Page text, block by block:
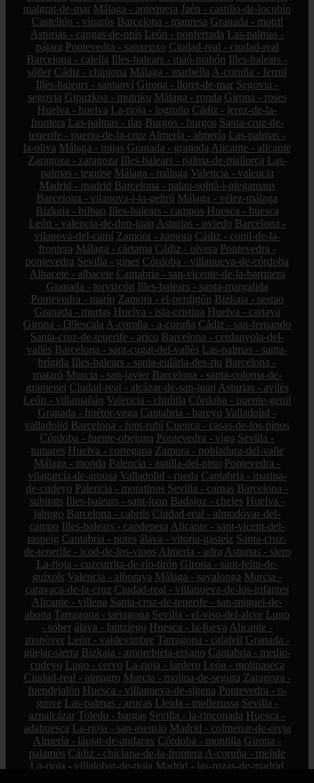
malgrat-de-mar Málaga - antequera Jaén - castillo-de-locubín
Castellón - vinaròs Barcelona - manresa Granada - motril
Asturias - cangas-de-onís León - ponferrada Las-palmas -
pájara Pontevedra - sanxenxo Ciudad-real - ciudad-real
Barcelona - calella Illes-balears - maó-mahón Illes-balears -
sóller Cádiz - chipiona Málaga - marbella A-coruña - ferrol
Illes-balears - santanyí Girona - lloret-de-mar Segovia -
segovia Gipuzkoa - mutriku Málaga - ronda Girona - roses
Huelva - huelva La-rioja - logroño Cádiz - jerez-de-la-
frontera Las-palmas - tías Burgos - burgos Santa-cruz-de-
tenerife - puerto-de-la-cruz Almería - almería Las-palmas -
la-oliva Málaga - mijas Granada - granada Alicante - alicante
Zaragoza - zaragoza Illes-balears - palma-de-mallorca Las-
palmas - teguise Málaga - málaga Valencia - valencia
Madrid - madrid Barcelona - palau-solità-i-plegamans
Barcelona - vilanova-i-la-geltrú Málaga - vélez-málaga
Bizkaia - bilbao Illes-balears - campos Huesca - huesca
León - valencia-de-don-juan Asturias - oviedo Barcelona -
vilanova-del-camí Zamora - zamora Cádiz - conil-de-la-
frontera Málaga - cártama Cádiz - olvera Pontevedra -
pontevedra Sevilla - gines Córdoba - villanueva-de-córdoba
Albacete - albacete Cantabria - san-vicente-de-la-barquera
Granada - torvizcón Illes-balears - santa-margalida
Pontevedra - marín Zamora - el-perdigón Bizkaia - sestao
Granada - murtas Huelva - isla-cristina Huelva - cartaya
Girona - l39escala A-coruña - a-coruña Cádiz - san-fernando
Santa-cruz-de-tenerife - arico Barcelona - cerdanyola-del-
vallès Barcelona - sant-cugat-del-vallès Las-palmas - santa-
brígida Illes-balears - santa-eulària-des-riu Barcelona -
mataró Murcia - san-javier Barcelona - santa-coloma-de-
gramenet Ciudad-real - alcázar-de-san-juan Asturias - avilés
León - villamañán Valencia - chulilla Córdoba - puente-genil
Granada - huétor-vega Cantabria - bareyo Valladolid -
valladolid Barcelona - font-rubí Cuenca - casas-de-los-pinos
Córdoba - fuente-obejuna Pontevedra - vigo Sevilla -
tomares Huelva - cortegana Zamora - pobladura-del-valle
Málaga - monda Palencia - autilla-del-pino Pontevedra -
vilagarcía-de-arousa Valladolid - rueda Cantabria - marina-
de-cudeyo Palencia - moratinos Sevilla - camas Barcelona -
subirats Illes-balears - sant-joan Badajoz - cheles Huelva -
jabugo Barcelona - cabrils Ciudad-real - almodóvar-del-
campo Illes-balears - capdepera Alicante - sant-vicent-del-
raspeig Cantabria - potes álava - vitoria-gasteiz Santa-cruz-
de-tenerife - icod-de-los-vinos Almería - adra Asturias - siero
La-rioja - cuzcurrita-de-río-tirón Girona - sant-feliu-de-
guíxols Valencia - alboraya Málaga - sayalonga Murcia -
caravaca-de-la-cruz Ciudad-real - villanueva-de-los-infantes
Alicante - villena Santa-cruz-de-tenerife - san-miguel-de-
abona Tarragona - tarragona Sevilla - el-viso-del-alcor Lugo
- sober álava - lantziego Huesca - la-fueva Alicante -
monòver León - valdevimbre Tarragona - calafell Granada -
güejar-sierra Bizkaia - amorebieta-etxano Cantabria - medio-
cudeyo Lugo - cervo La-rioja - lardero León - molinaseca
Ciudad-real - almagro Murcia - molina-de-segura Zaragoza -
fuendejalón Huesca - villanueva-de-sigena Pontevedra - o-
grove Las-palmas - arucas Lleida - mollerussa Sevilla -
aznalcázar Toledo - bargas Sevilla - la-rinconada Huesca -
adahuesca La-rioja - san-asensio Madrid - colmenar-de-oreja
Almería - láujar-de-andarax Córdoba - montilla Girona -
palamós Cádiz - chiclana-de-la-frontera A-coruña - melide
La-rioja - villalobar-de-rioja Madrid - las-rozas-de-madrid